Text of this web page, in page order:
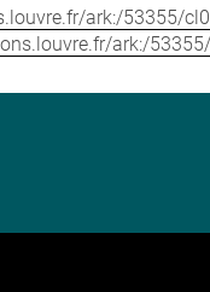
ark:/53355/
ark:/